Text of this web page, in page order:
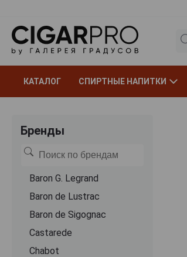
КАТАЛОГ СПИРТНЫЕ НАПИТКИ
Бренды
Baron G. Legrand
Baron de Lustrac
Baron de Sigognac
Castarede
Chabot